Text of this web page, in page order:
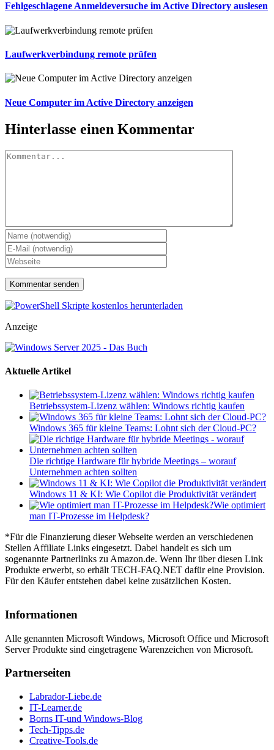
Fehlgeschlagene Anmeldeversuche im Active Directory auslesen
Laufwerkverbindung remote prüfen
Neue Computer im Active Directory anzeigen
Hinterlasse einen Kommentar
Kommentar
Anzeige
Aktuelle Artikel
Betriebssystem-Lizenz wählen: Windows richtig kaufen
Windows 365 für kleine Teams: Lohnt sich der Cloud-PC?
Die richtige Hardware für hybride Meetings – worauf
Unternehmen achten sollten
Windows 11 & KI: Wie Copilot die Produktivität verändert
Wie optimiert
man IT-Prozesse im Helpdesk?
*Für die Finanzierung dieser Webseite werden an verschiedenen
Stellen Affiliate Links eingesetzt. Dabei handelt es sich um
sogenannte Partnerlinks zu Amazon.de. Wenn Ihr über diesen Link
Produkte erwerbt, so erhält TECH-FAQ.NET dafür eine Provision.
Für den Käufer entstehen dabei keine zusätzlichen Kosten.
Informationen
Alle genannten Microsoft Windows, Microsoft Office und Microsoft
Server Produkte sind eingetragene Warenzeichen von Microsoft.
Partnerseiten
Labrador-Liebe.de
IT-Learner.de
Borns IT-und Windows-Blog
Tech-Tipps.de
Creative-Tools.de